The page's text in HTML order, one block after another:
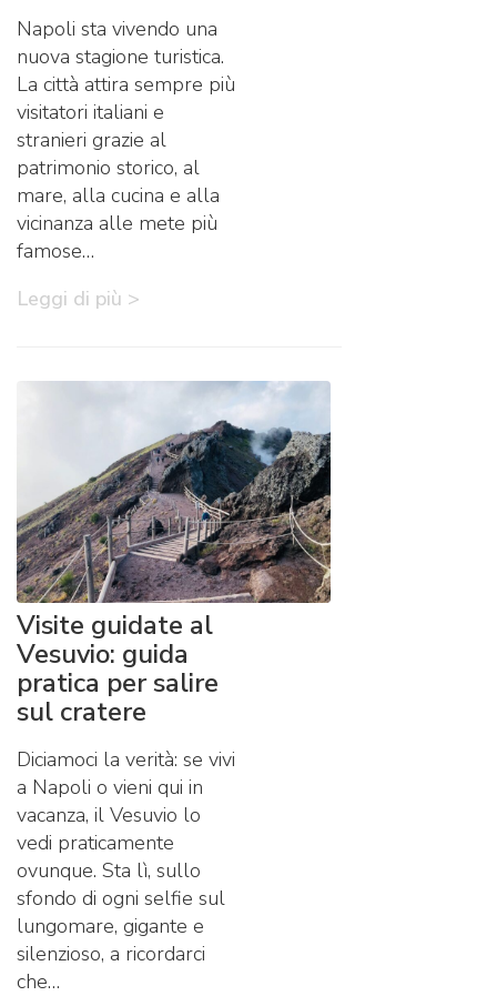
Napoli sta vivendo una
nuova stagione turistica.
La città attira sempre più
visitatori italiani e
stranieri grazie al
patrimonio storico, al
mare, alla cucina e alla
vicinanza alle mete più
famose…
Leggi di più >
Visite guidate al
Vesuvio: guida
pratica per salire
sul cratere
Diciamoci la verità: se vivi
a Napoli o vieni qui in
vacanza, il Vesuvio lo
vedi praticamente
ovunque. Sta lì, sullo
sfondo di ogni selfie sul
lungomare, gigante e
silenzioso, a ricordarci
che…